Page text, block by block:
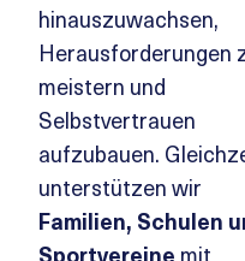
hinauszuwachsen,
Herausforderungen
meistern und
Selbstvertrauen
aufzubauen.
unterstützen wir
Familien, Schulen
Sportvereine mit